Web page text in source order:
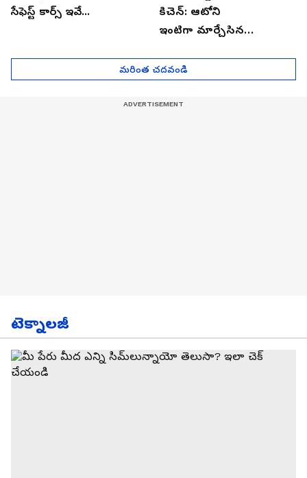
సేఫెస్ట్ కార్స్ ఇవే...
కిచెన్: ఆటోని
ఇంటిగా మార్చేసిన
మీరూ ఒక లుక్కేయండి
మరింత చదవండి
టెక్నాలజీ